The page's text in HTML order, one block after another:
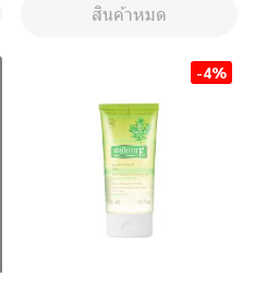
สินค้าหมด
-4%